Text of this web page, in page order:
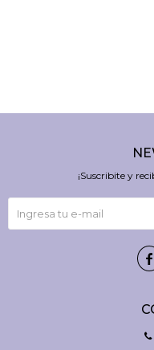
¡Suscribite y
